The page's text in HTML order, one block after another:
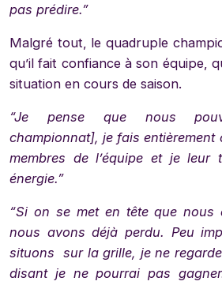
pas prédire.”
Malgré tout, le quadruple
qu’il fait confiance à son équipe,
situation en cours de saison.
“Je pense que nous
championnat], je fais entièrement
membres de l’équipe et je leur
énergie.”
“Si on se met en tête que nous
nous avons déjà perdu. Peu
situons sur la grille, je ne
disant je ne pourrai pas